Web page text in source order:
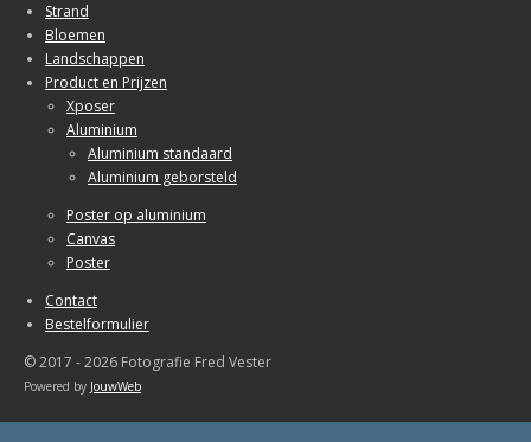
Strand
Bloemen
Landschappen
Product en Prijzen
Xposer
Aluminium
Aluminium standaard
Aluminium geborsteld
Poster op aluminium
Canvas
Poster
Contact
Bestelformulier
© 2017 - 2026 Fotografie Fred Vester
Powered by JouwWeb